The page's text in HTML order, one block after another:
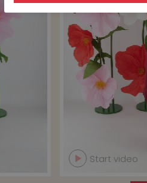
Start video